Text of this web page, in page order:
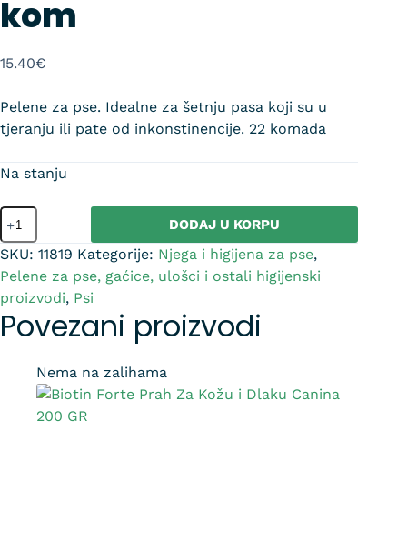
kom
15.40€
Pelene za pse. Idealne za šetnju pasa koji su u
tjeranju ili pate od inkonstinencije. 22 komada
Na stanju
DODAJ U KORPU
SKU: 11819 Kategorije: Njega i higijena za pse,
Pelene za pse, gaćice, ulošci i ostali higijenski
proizvodi, Psi
Povezani proizvodi
Nema na zalihama